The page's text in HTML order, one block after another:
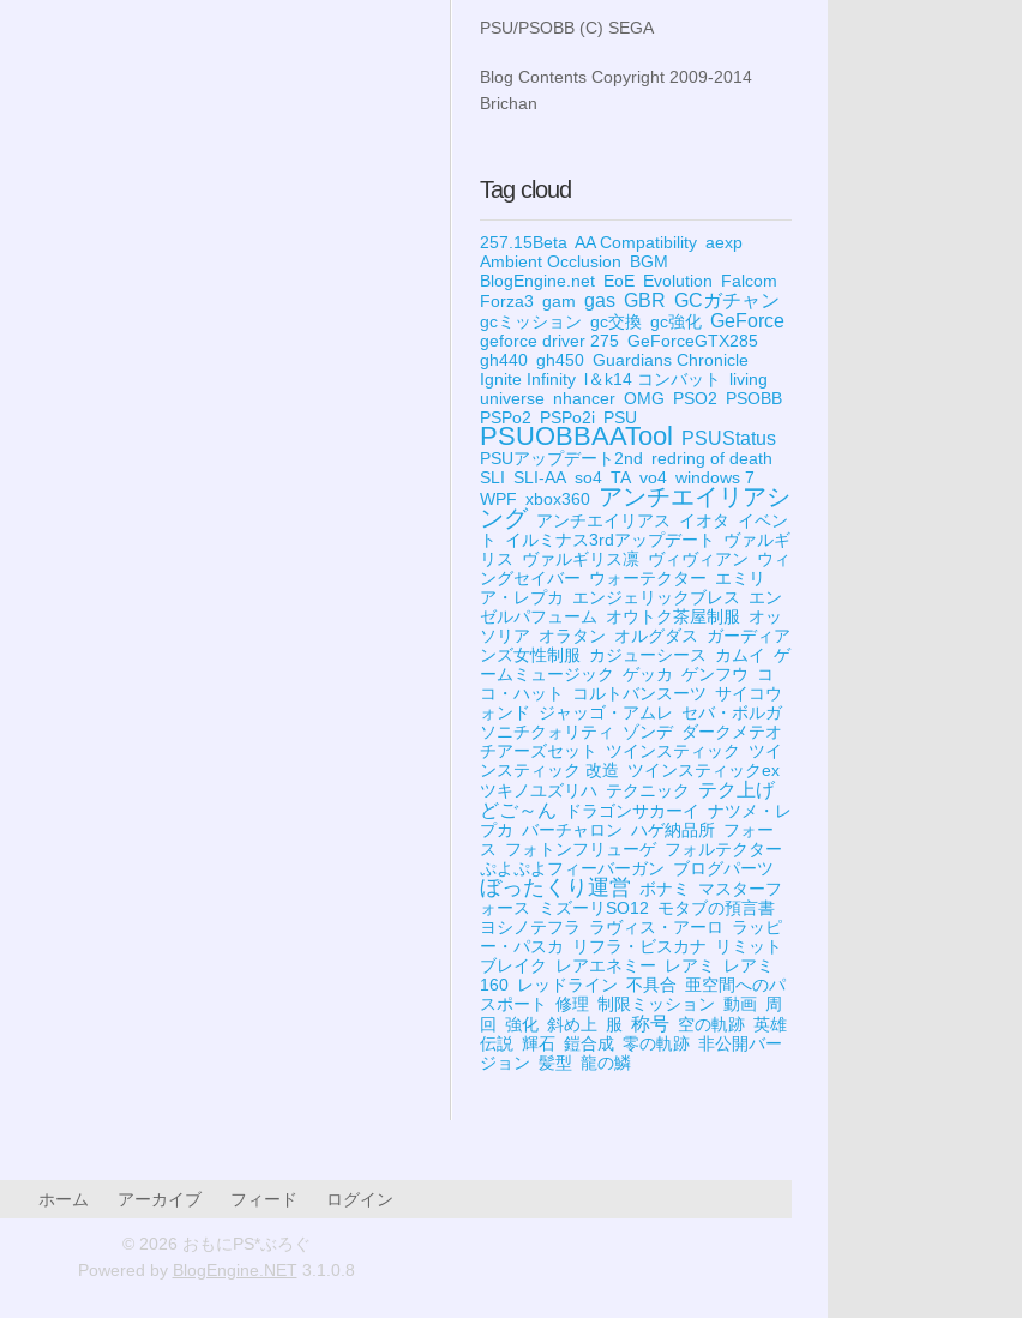
PSU/PSOBB (C) SEGA
Blog Contents Copyright 2009-2014
Brichan
Tag cloud
257.15Beta AA Compatibility aexp
Ambient Occlusion BGM
BlogEngine.net EoE Evolution Falcom
Forza3 gam gas GBR GCガチャン
gcミッション gc交換 gc強化 GeForce
geforce driver 275 GeForceGTX285
gh440 gh450 Guardians Chronicle
Ignite Infinity l＆k14 コンバット
living
universe nhancer OMG PSO2 PSOBB
PSPo2 PSPo2i PSU
PSUOBBAATool PSUStatus
PSUアップデート2nd redring of death
SLI SLI-AA so4 TA vo4 windows 7
WPF xbox360 アンチエイリアシ
ング アンチエイリアス イオタ
イベン
ト
イルミナス3rdアップデート
ヴァルギ
リス
ヴァルギリス凛 ヴィヴィアン ウィ
ングセイバー ウォーテクター エミリ
ア・レプカ
エンジェリックブレス
エン
ゼルパフューム
オウトク茶屋制服 オッ
ソリア オラタン オルグダス
ガーディア
ンズ女性制服 カジューシース カムイ ゲ
ームミュージック ゲッカ ゲンフウ
コ
コ・ハット
コルトバンスーツ サイコウ
ォンド
ジャッゴ・アムレ セバ・ボルガ
ソニチクォリティ
ゾンデ ダークメテオ
チアーズセット
ツインスティック
ツイ
ンスティック 改造 ツインスティックex
ツキノユズリハ テクニック
テク上げ
どご～ん
ドラゴンサカーイ ナツメ・レ
プカ バーチャロン ハゲ納品所 フォー
ス
フォトンフリューゲ フォルテクター
ぷよぷよフィーバーガン ブログパーツ
ぼったくり運営 ボナミ
マスターフ
ォース
ミズーリSO12 モタブの預言書
ヨシノテフラ
ラヴィス・アーロ
ラッピ
ー・パスカ
リフラ・ビスカナ
リミット
ブレイク
レアエネミー レアミ
レアミ
160 レッドライン 不具合 亜空間へのパ
スポート
修理 制限ミッション 動画 周
回 強化 斜め上 服 称号 空の軌跡 英雄
伝説 輝石 鎧合成 零の軌跡 非公開バー
ジョン 髪型 龍の鱗
ホーム アーカイブ フィード ログイン
© 2026 おもにPS*ぶろぐ
Powered by BlogEngine.NET 3.1.0.8